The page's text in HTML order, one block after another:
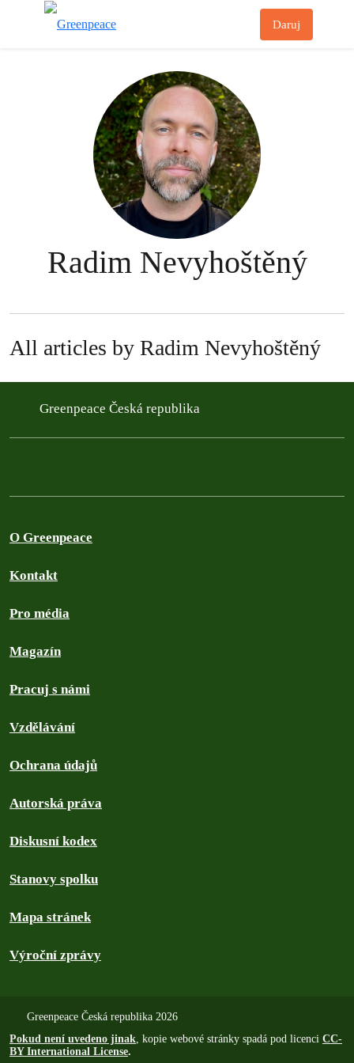
Daruj
Radim Nevyhoštěný
All articles by Radim Nevyhoštěný
Greenpeace Česká republika
O Greenpeace
Kontakt
Pro média
Magazín
Pracuj s námi
Vzdělávání
Ochrana údajů
Autorská práva
Diskusní kodex
Stanovy spolku
Mapa stránek
Výroční zprávy
Greenpeace Česká republika 2026
Pokud není uvedeno jinak, kopie webové stránky spadá pod licenci CC-
BY International License.